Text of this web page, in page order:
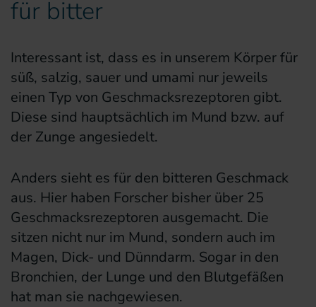
für bitter
Interessant ist, dass es in unserem Körper für
süß, salzig, sauer und umami nur jeweils
einen Typ von Geschmacksrezeptoren gibt.
Diese sind hauptsächlich im Mund bzw. auf
der Zunge angesiedelt.
Anders sieht es für den bitteren Geschmack
aus. Hier haben Forscher bisher über 25
Geschmacksrezeptoren ausgemacht. Die
sitzen nicht nur im Mund, sondern auch im
Magen, Dick- und Dünndarm. Sogar in den
Bronchien, der Lunge und den Blutgefäßen
hat man sie nachgewiesen.